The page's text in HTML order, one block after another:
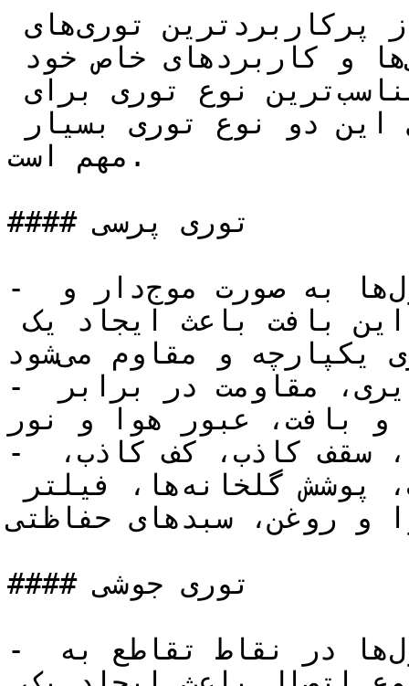
مهم است.
#### توری پرسی
- ساختار: در توری پرسی، مفتول‌ها به صورت موج‌دار و
مشبک به هم بافته می‌شوند. این بافت باعث ایجاد یک
شبکه توری یکپارچه و مقاوم می‌شود.
- مزایا: استحکام بالا، انعطاف‌پذیری، مقاومت در برابر
و بافت، عبور هوا و نور
- کاربردها: ساخت حصار، نرده، سقف کاذب، کف کاذب،
و روغن، سبدهای حفاظتی
#### توری جوشی
- ساختار: در توری جوشی، مفتول‌ها در نقاط تقاطع به